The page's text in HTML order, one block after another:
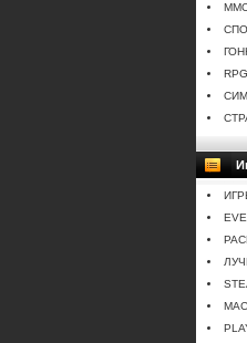
RPG